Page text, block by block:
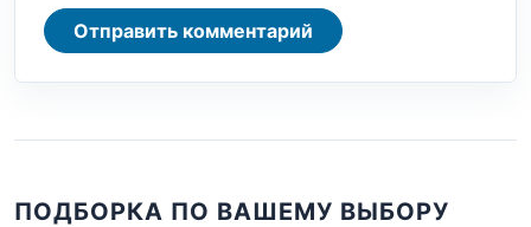
Отправить комментарий
ПОДБОРКА ПО ВАШЕМУ ВЫБОРУ